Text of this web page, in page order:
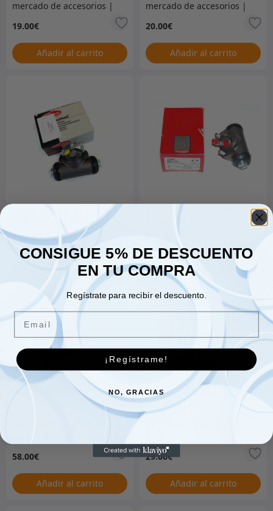
mercado de accesorios |
19.00€
Añadir al carrito
mercado de accesorios |
20.00€
Añadir al carrito
Cilindro de rueda Delphi
29.00€
Añadir al carrito Añadir al carrito
58.00€
Añadir al carrito
29.00€
Añadir al carrito
CONSIGUE 5% DE DESCUENTO
EN TU COMPRA
Regístrate para recibir el descuento.
¡Regístrame!
NO, GRACIAS